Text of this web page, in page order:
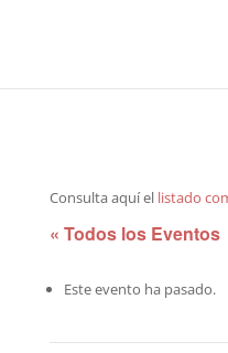
Consulta aquí el listado
« Todos los Eventos
Este evento ha pasado.